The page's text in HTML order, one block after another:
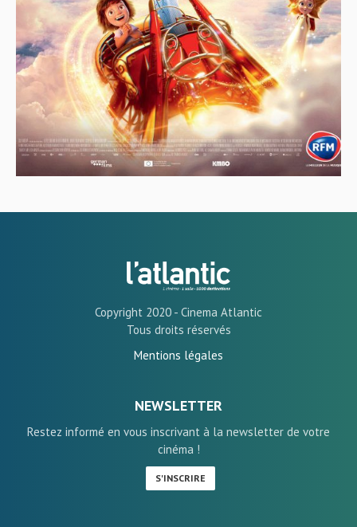
Copyright 2020 - Cinema Atlantic
Tous droits réservés
Mentions légales
NEWSLETTER
Restez informé en vous inscrivant à la newsletter de votre
cinéma !
S'INSCRIRE